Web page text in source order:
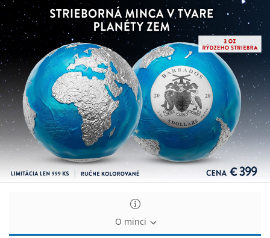
Strieborná
minca
v
tvare
planéty
Zem
Strieborná
minca
v
tvare
planéty
Zem
O minci